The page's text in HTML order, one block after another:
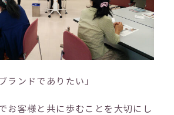
ランドでありたい」
お客様と共に歩むことを大切にし